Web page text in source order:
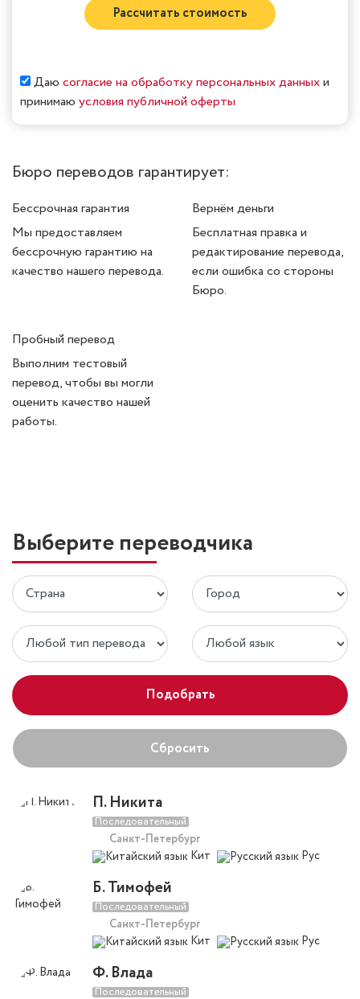
Рассчитать стоимость
Даю согласие на обработку персональных данных и
принимаю условия публичной оферты
Бюро переводов гарантирует:
Бессрочная гарантия
Мы предоставляем
бессрочную гарантию на
качество нашего перевода.
Вернём деньги
Бесплатная правка и
редактирование перевода,
если ошибка со стороны
Бюро.
Пробный перевод
Выполним тестовый
перевод, чтобы вы могли
оценить качество нашей
работы.
Выберите переводчика
Подобрать
Сбросить
П. Никита
Последовательный
Санкт-Петербург
Кит Рус
Б. Тимофей
Последовательный
Санкт-Петербург
Кит Рус
Ф. Влада
Последовательный